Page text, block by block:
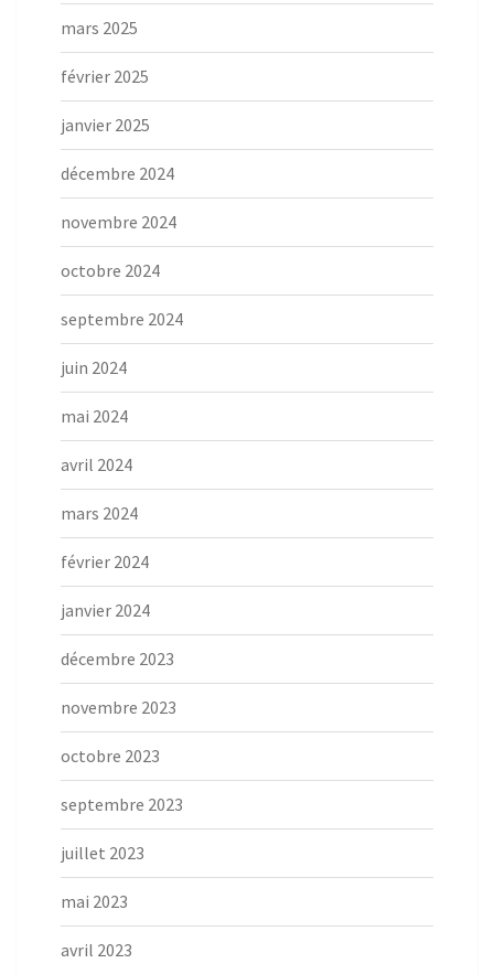
mars 2025
février 2025
janvier 2025
décembre 2024
novembre 2024
octobre 2024
septembre 2024
juin 2024
mai 2024
avril 2024
mars 2024
février 2024
janvier 2024
décembre 2023
novembre 2023
octobre 2023
septembre 2023
juillet 2023
mai 2023
avril 2023